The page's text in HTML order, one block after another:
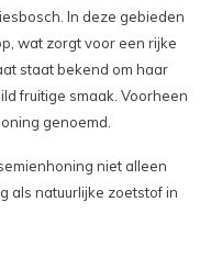
In deze gebieden
wat zorgt voor een rijke
staat bekend om haar
fruitige smaak. Voorheen
genoemd.
niet alleen
als natuurlijke zoetstof in